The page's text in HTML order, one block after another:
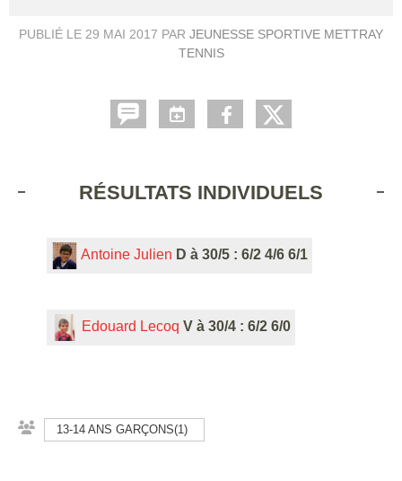
PUBLIÉ LE 29 MAI 2017 PAR JEUNESSE SPORTIVE METTRAY
TENNIS
RÉSULTATS INDIVIDUELS
Antoine Julien D à 30/5 : 6/2 4/6 6/1
Edouard Lecoq V à 30/4 : 6/2 6/0
13-14 ANS GARÇONS(1)